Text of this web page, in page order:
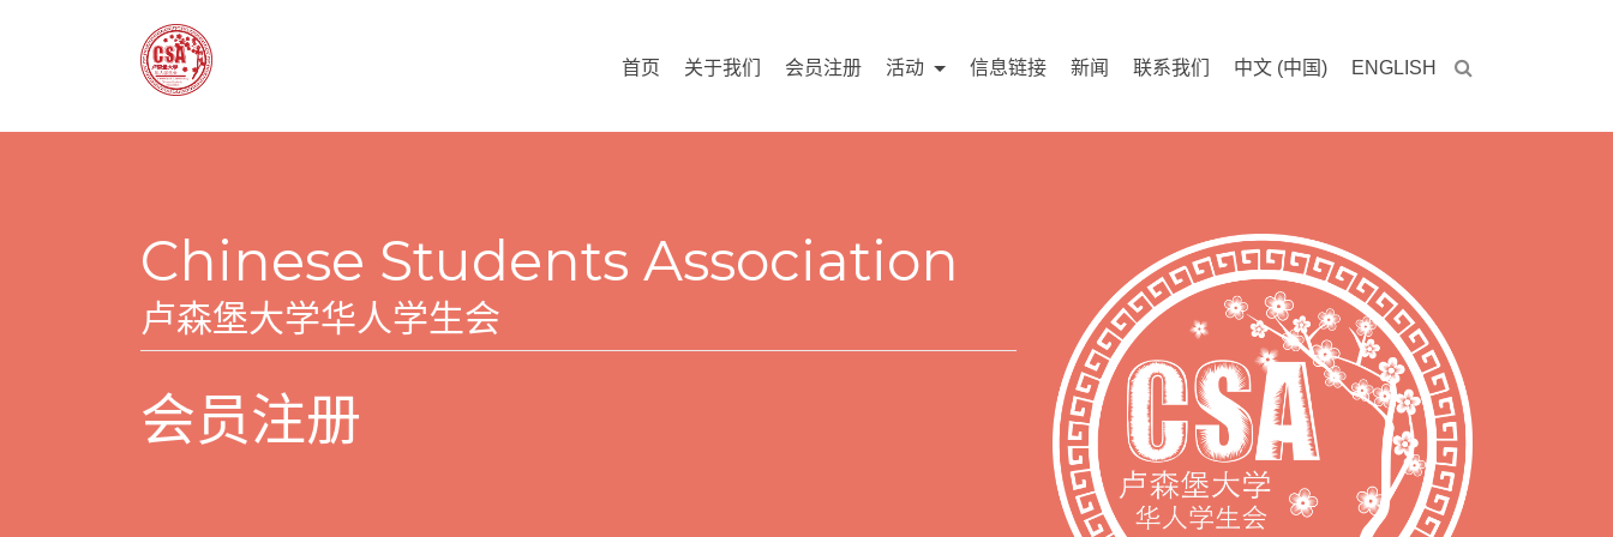
首页 关于我们 会员注册 活动 信息链接 新闻 联系我们 中文 (中国) ENGLISH
Chinese Students Association
卢森堡大学华人学生会
会员注册